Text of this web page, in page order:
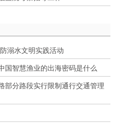
溺水文明实践活动
国智慧渔业的出海密码是什么
部分路段实行限制通行交通管理